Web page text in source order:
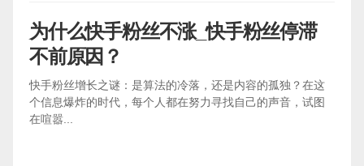
为什么快手粉丝不涨_快手粉丝停滞
不前原因？
快手粉丝增长之谜：是算法的冷落，还是内容的孤独？在这
个信息爆炸的时代，每个人都在努力寻找自己的声音，试图
在喧嚣...